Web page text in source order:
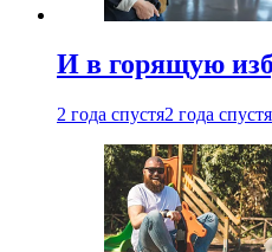
И в горящую
2 года спустя2 года спустя